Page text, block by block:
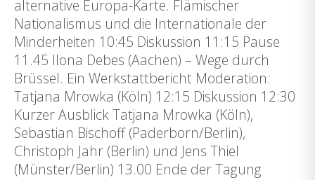
alternative Europa-Karte. Flämischer
Nationalismus und die Internationale der
Minderheiten 10:45 Diskussion 11:15 Pause
11.45 Ilona Debes (Aachen) – Wege durch
Brüssel. Ein Werkstattbericht Moderation:
Tatjana Mrowka (Köln) 12:15 Diskussion 12:30
Kurzer Ausblick Tatjana Mrowka (Köln),
Sebastian Bischoff (Paderborn/Berlin),
Christoph Jahr (Berlin) und Jens Thiel
(Münster/Berlin) 13.00 Ende der Tagung